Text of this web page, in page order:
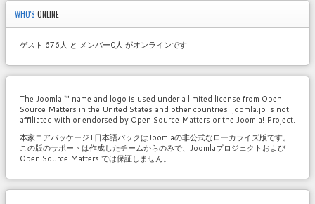
WHO'S ONLINE
ゲスト 676人 と メンバー0人 がオンラインです
The Joomla!™ name and logo is used under a limited license from Open
Source Matters in the United States and other countries. joomla.jp is not
affiliated with or endorsed by Open Source Matters or the Joomla! Project.
本家コアパッケージ+日本語パックはJoomlaの非公式なローカライズ版です。
この版のサポートは作成したチームからのみで、Joomlaプロジェクトおよび
Open Source Matters では保証しません。